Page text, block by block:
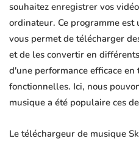
souhaitez enregistrer vos
ordinateur. Ce programme
vous permet de télécharger
et de les convertir en
d'une performance efficace
fonctionnelles. Ici, nous
musique a été populaire ces
Le téléchargeur de musique